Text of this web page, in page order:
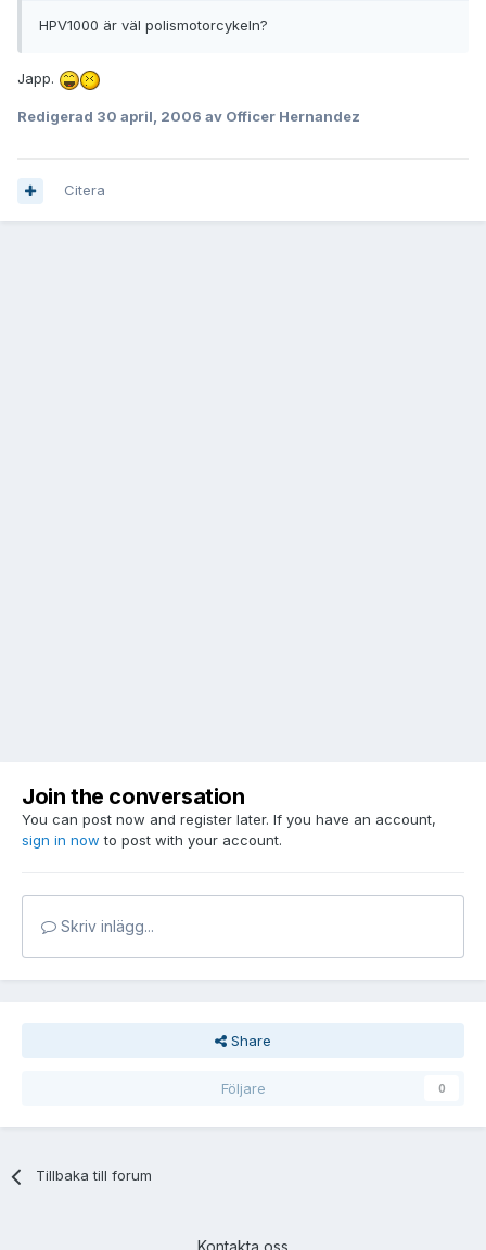
HPV1000 är väl polismotorcykeln?
Japp.
Redigerad 30 april, 2006 av Officer Hernandez
Citera
Join the conversation
You can post now and register later. If you have an account,
sign in now to post with your account.
Skriv inlägg...
Share
Följare 0
Tillbaka till forum